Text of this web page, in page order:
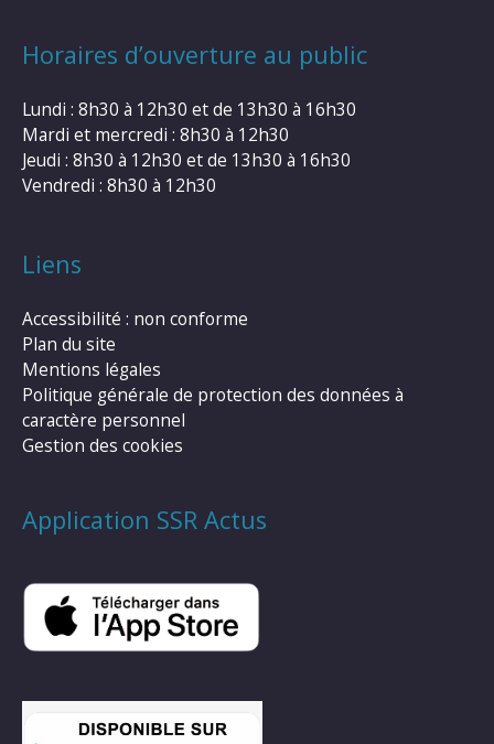
Horaires d’ouverture au public
Lundi : 8h30 à 12h30 et de 13h30 à 16h30
Mardi et mercredi : 8h30 à 12h30
Jeudi : 8h30 à 12h30 et de 13h30 à 16h30
Vendredi : 8h30 à 12h30
Liens
Accessibilité : non conforme
Plan du site
Mentions légales
Politique générale de protection des données à
caractère personnel
Gestion des cookies
Application SSR Actus